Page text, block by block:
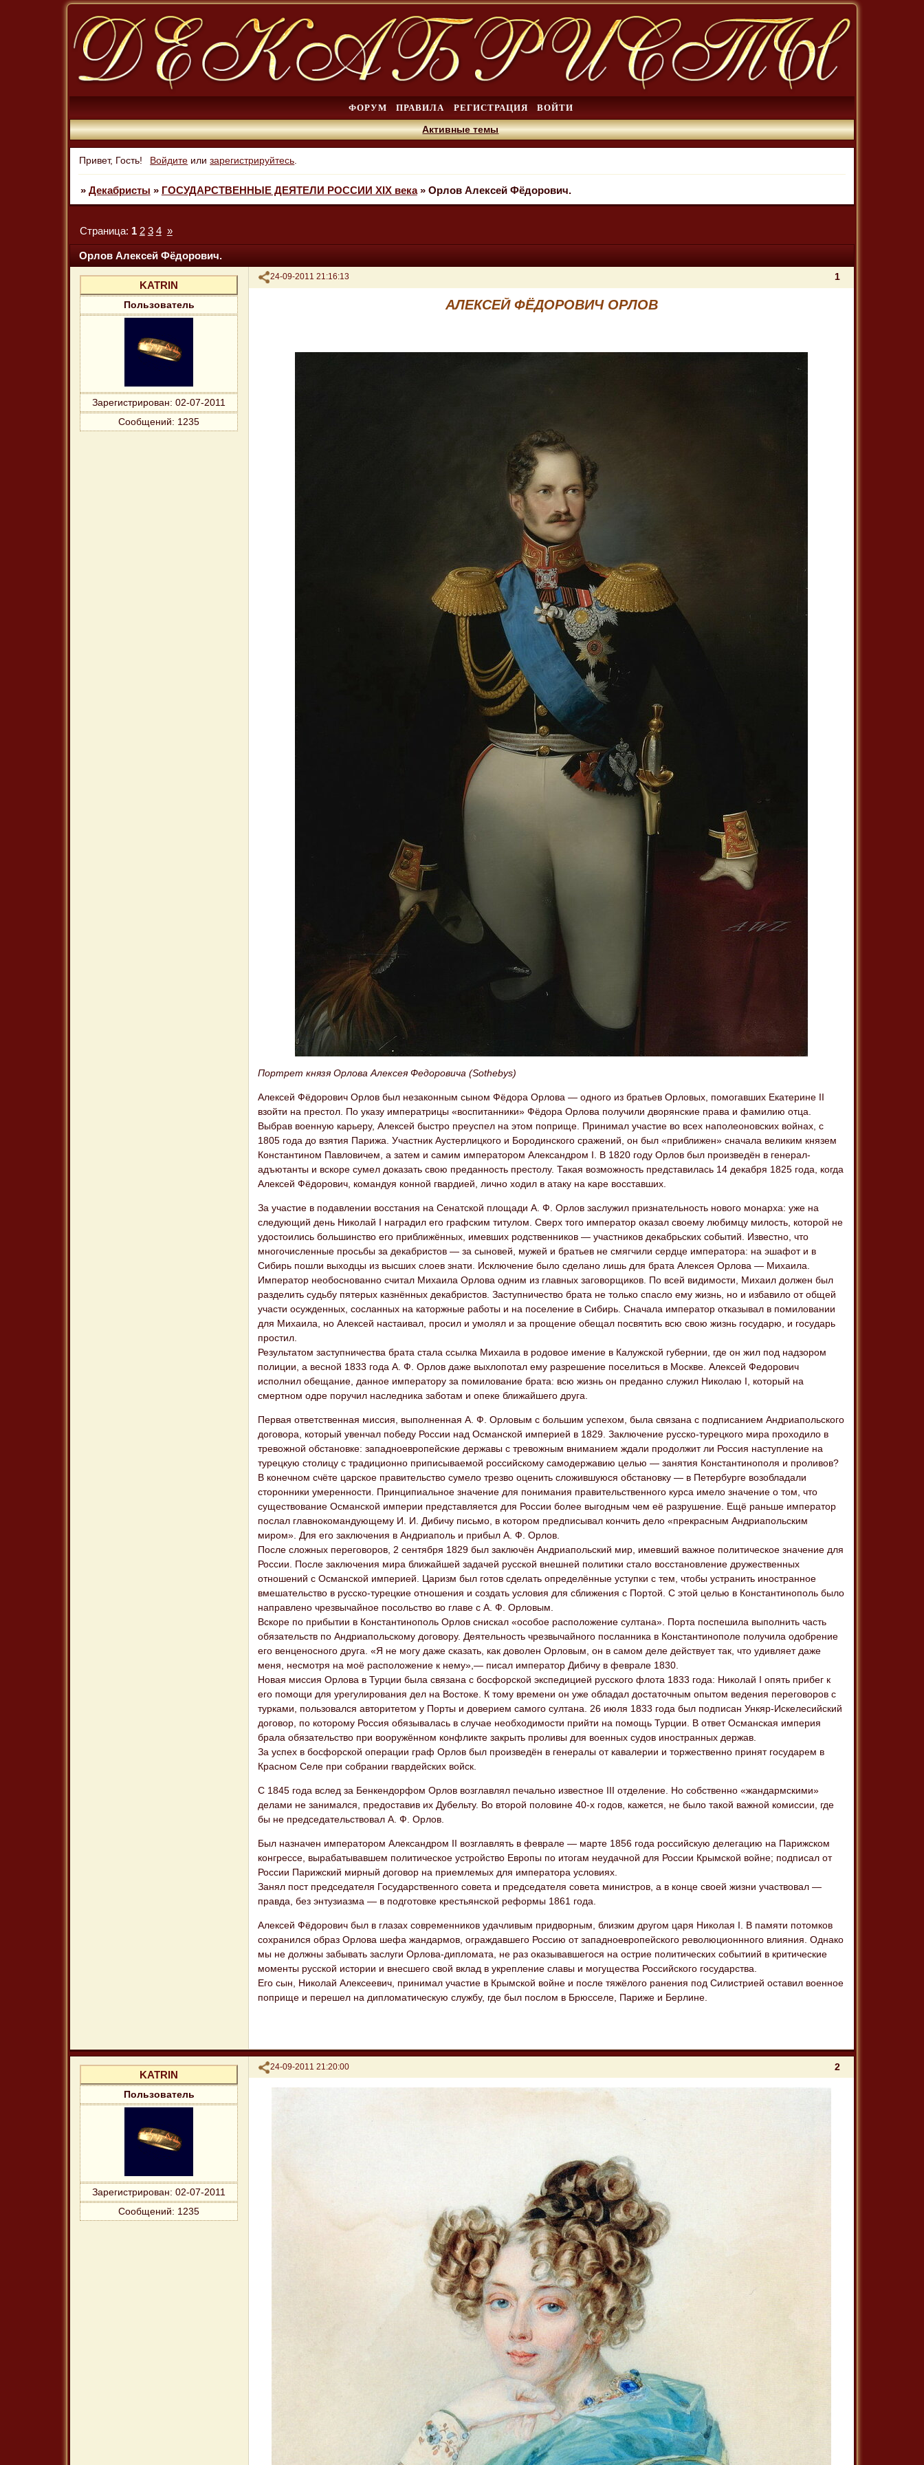
ФОРУМ ПРАВИЛА РЕГИСТРАЦИЯ ВОЙТИ
Активные темы
Привет, Гость! Войдите илизарегистрируйтесь.
» Декабристы » ГОСУДАРСТВЕННЫЕ ДЕЯТЕЛИ РОССИИ XIX века » Орлов Алексей Фёдорович.
Орлов Алексей Фёдорович.
Страница: 1 2 3 4 »
Поделиться 1
24-09-2011 21:16:13
KATRIN
Пользователь
Зарегистрирован: 02-07-2011
Сообщений: 1235
АЛЕКСЕЙ ФЁДОРОВИЧ ОРЛОВ
Портрет князя Орлова Алексея Федоровича (Sothebys)
Алексей Фёдорович Орлов был незаконным сыном Фёдора Орлова — одного из братьев Орловых, помогавших Екатерине II
взойти на престол. По указу императрицы «воспитанники» Фёдора Орлова получили дворянские права и фамилию отца.
Выбрав военную карьеру, Алексей быстро преуспел на этом поприще. Принимал участие во всех наполеоновских войнах, с
1805 года до взятия Парижа. Участник Аустерлицкого и Бородинского сражений, он был «приближен» сначала великим князем
Константином Павловичем, а затем и самим императором Александром I. В 1820 году Орлов был произведён в генерал-
адъютанты и вскоре сумел доказать свою преданность престолу. Такая возможность представилась 14 декабря 1825 года, когда
Алексей Фёдорович, командуя конной гвардией, лично ходил в атаку на каре восставших.
За участие в подавлении восстания на Сенатской площади А. Ф. Орлов заслужил признательность нового монарха: уже на
следующий день Николай I наградил его графским титулом. Сверх того император оказал своему любимцу милость, которой не
удостоились большинство его приближённых, имевших родственников — участников декабрьских событий. Известно, что
многочисленные просьбы за декабристов — за сыновей, мужей и братьев не смягчили сердце императора: на эшафот и в
Сибирь пошли выходцы из высших слоев знати. Исключение было сделано лишь для брата Алексея Орлова — Михаила.
Император необоснованно считал Михаила Орлова одним из главных заговорщиков. По всей видимости, Михаил должен был
разделить судьбу пятерых казнённых декабристов. Заступничество брата не только спасло ему жизнь, но и избавило от общей
участи осужденных, сосланных на каторжные работы и на поселение в Сибирь. Сначала император отказывал в помиловании
для Михаила, но Алексей настаивал, просил и умолял и за прощение обещал посвятить всю свою жизнь государю, и государь
простил.
Результатом заступничества брата стала ссылка Михаила в родовое имение в Калужской губернии, где он жил под надзором
полиции, а весной 1833 года А. Ф. Орлов даже выхлопотал ему разрешение поселиться в Москве. Алексей Федорович
исполнил обещание, данное императору за помилование брата: всю жизнь он преданно служил Николаю I, который на
смертном одре поручил наследника заботам и опеке ближайшего друга.
Первая ответственная миссия, выполненная А. Ф. Орловым с большим успехом, была связана с подписанием Андриапольского
договора, который увенчал победу России над Османской империей в 1829. Заключение русско-турецкого мира проходило в
тревожной обстановке: западноевропейские державы с тревожным вниманием ждали продолжит ли Россия наступление на
турецкую столицу с традиционно приписываемой российскому самодержавию целью — занятия Константинополя и проливов?
В конечном счёте царское правительство сумело трезво оценить сложившуюся обстановку — в Петербурге возобладали
сторонники умеренности. Принципиальное значение для понимания правительственного курса имело значение о том, что
существование Османской империи представляется для России более выгодным чем её разрушение. Ещё раньше император
послал главнокомандующему И. И. Дибичу письмо, в котором предписывал кончить дело «прекрасным Андриапольским
миром». Для его заключения в Андриаполь и прибыл А. Ф. Орлов.
После сложных переговоров, 2 сентября 1829 был заключён Андриапольский мир, имевший важное политическое значение для
России. После заключения мира ближайшей задачей русской внешней политики стало восстановление дружественных
отношений с Османской империей. Царизм был готов сделать определённые уступки с тем, чтобы устранить иностранное
вмешательство в русско-турецкие отношения и создать условия для сближения с Портой. С этой целью в Константинополь было
направлено чрезвычайное посольство во главе с А. Ф. Орловым.
Вскоре по прибытии в Константинополь Орлов снискал «особое расположение султана». Порта поспешила выполнить часть
обязательств по Андриапольскому договору. Деятельность чрезвычайного посланника в Константинополе получила одобрение
его венценосного друга. «Я не могу даже сказать, как доволен Орловым, он в самом деле действует так, что удивляет даже
меня, несмотря на моё расположение к нему»,— писал император Дибичу в феврале 1830.
Новая миссия Орлова в Турции была связана с босфорской экспедицией русского флота 1833 года: Николай I опять прибег к
его помощи для урегулирования дел на Востоке. К тому времени он уже обладал достаточным опытом ведения переговоров с
турками, пользовался авторитетом у Порты и доверием самого султана. 26 июля 1833 года был подписан Ункяр-Искелесийский
договор, по которому Россия обязывалась в случае необходимости прийти на помощь Турции. В ответ Османская империя
брала обязательство при вооружённом конфликте закрыть проливы для военных судов иностранных держав.
За успех в босфорской операции граф Орлов был произведён в генералы от кавалерии и торжественно принят государем в
Красном Селе при собрании гвардейских войск.
С 1845 года вслед за Бенкендорфом Орлов возглавлял печально известное III отделение. Но собственно «жандармскими»
делами не занимался, предоставив их Дубельту. Во второй половине 40-х годов, кажется, не было такой важной комиссии, где
бы не председательствовал А. Ф. Орлов.
Был назначен императором Александром II возглавлять в феврале — марте 1856 года российскую делегацию на Парижском
конгрессе, вырабатывавшем политическое устройство Европы по итогам неудачной для России Крымской войне; подписал от
России Парижский мирный договор на приемлемых для императора условиях.
Занял пост председателя Государственного совета и председателя совета министров, а в конце своей жизни участвовал —
правда, без энтузиазма — в подготовке крестьянской реформы 1861 года.
Алексей Фёдорович был в глазах современников удачливым придворным, близким другом царя Николая I. В памяти потомков
сохранился образ Орлова шефа жандармов, ограждавшего Россию от западноевропейского революционнного влияния. Однако
мы не должны забывать заслуги Орлова-дипломата, не раз оказывавшегося на острие политических событиий в критические
моменты русской истории и внесшего свой вклад в укрепление славы и могущества Российского государства.
Его сын, Николай Алексеевич, принимал участие в Крымской войне и после тяжёлого ранения под Силистрией оставил военное
поприще и перешел на дипломатическую службу, где был послом в Брюсселе, Париже и Берлине.
Поделиться 2
24-09-2011 21:20:00
KATRIN
Пользователь
Зарегистрирован: 02-07-2011
Сообщений: 1235